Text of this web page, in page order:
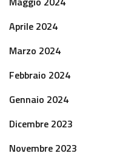
Aprile 2024
Marzo 2024
Febbraio 2024
Gennaio 2024
Dicembre 2023
Novembre 2023